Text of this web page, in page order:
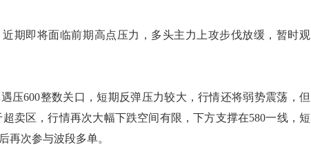
即将面临前期高点压力，多头主力上攻步伐放缓，暂时观
600整数关口，短期反弹压力较大，行情还将弱势震荡，但
卖区，行情再次大幅下跌空间有限，下方支撑在580一线，短
再次参与波段多单。